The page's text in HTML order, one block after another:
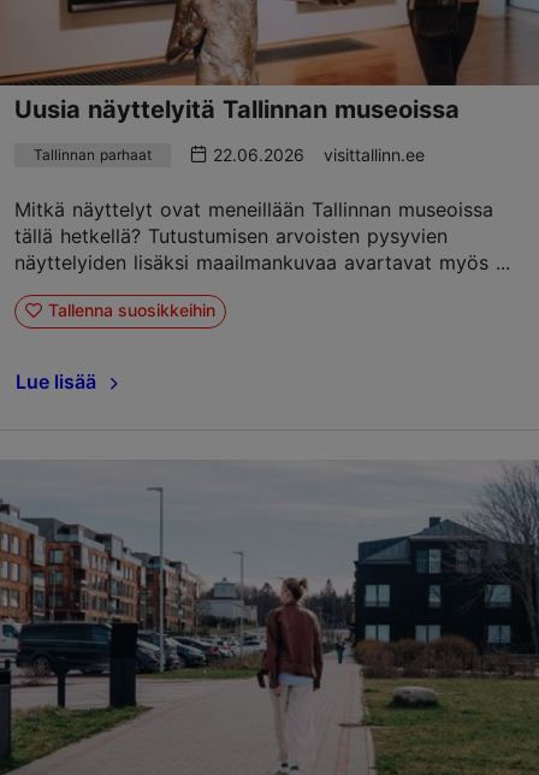
Uusia näyttelyitä Tallinnan museoissa
Tallinnan parhaat 22.06.2026 visittallinn.ee
Mitkä näyttelyt ovat meneillään Tallinnan museoissa
tällä hetkellä? Tutustumisen arvoisten pysyvien
näyttelyiden lisäksi maailmankuvaa avartavat myös ...
Tallenna suosikkeihin
Lue lisää